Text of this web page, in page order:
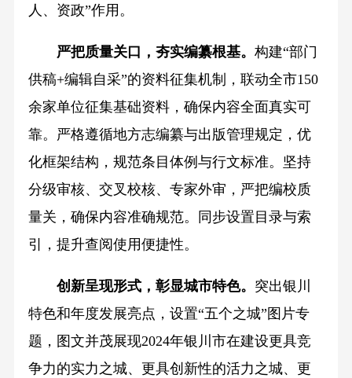
人、资政”作用。
严把质量关口，夯实编纂根基。 构建“部门
供稿+编辑自采”的资料征集机制，联动全市150
余家单位征集基础资料，确保内容全面真实可
靠。严格遵循地方志编纂与出版管理规定，优
化框架结构，规范条目体例与行文标准。坚持
分级审核、交叉校核、专家外审，严把编校质
量关，确保内容准确规范。同步设置目录与索
引，提升查阅使用便捷性。
创新呈现形式，彰显城市特色。 突出银川
特色和年度发展亮点，设置“五个之城”图片专
题，图文并茂展现2024年银川市在建设更具竞
争力的实力之城、更具创新性的活力之城、更